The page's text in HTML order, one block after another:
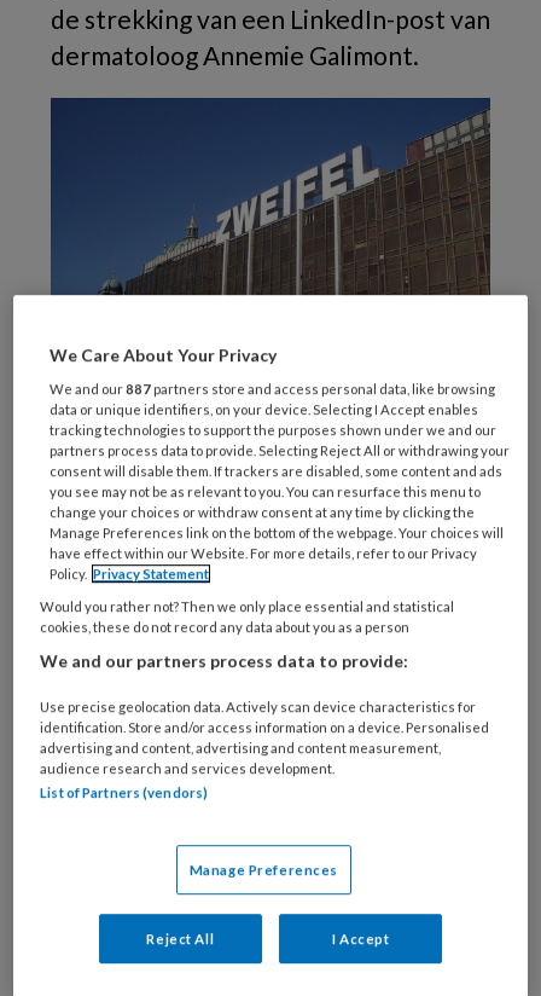
de strekking van een LinkedIn-post van
dermatoloog Annemie Galimont.
Twijfelpaleis in Berlijn 2005 (Foto: Andreas Praefcke; Creative Commons)
‘De beste zorgverleners die ik ken zijn niet
degenen die het snelst beslissen’, zo schrijft
Annemie Galimont opLinkedIn. ‘Het zijn
degenen die hun eigen twijfel serieus nemen.
Twijfel is echt geen tekortkoming, maar een
signaal.’ Twijfel is een teken van je brein dat er
misschien toch niet correct is. Het is een
aansporing om goed te onderzoeken wat er
precies met je cliënt aan de hand is.
Galimont geeft vier vragen die je verder
helpen als je twijfelt over wat je ziet bij je
We Care About Your Privacy
We and our887 partners store and access personal data, like browsing
data or unique identifiers, on your device. Selecting I Accept enables
tracking technologies to support the purposes shown under we and our
partners process data to provide. Selecting Reject All or withdrawing your
consent will disable them. If trackers are disabled, some content and ads
you see may not be as relevant to you. You can resurface this menu to
change your choices or withdraw consent at any time by clicking the
Manage Preferences link on the bottom of the webpage. Your choices will
have effect within our Website. For more details, refer to our Privacy
Policy. Privacy Statement
Would you rather not? Then we only place essential and statistical
cookies, these do not record any data about you as a person
We and our partners process data to provide:
Use precise geolocation data. Actively scan device characteristics for
identification. Store and/or access information on a device. Personalised
advertising and content, advertising and content measurement,
audience research and services development.
List of Partners (vendors)
Manage Preferences
Reject All I Accept